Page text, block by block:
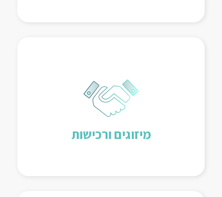
מיזוגים ורכישות
ליווי תהליך המשא ומתן, ביצוע הערכת שווי
במידת הצורך.